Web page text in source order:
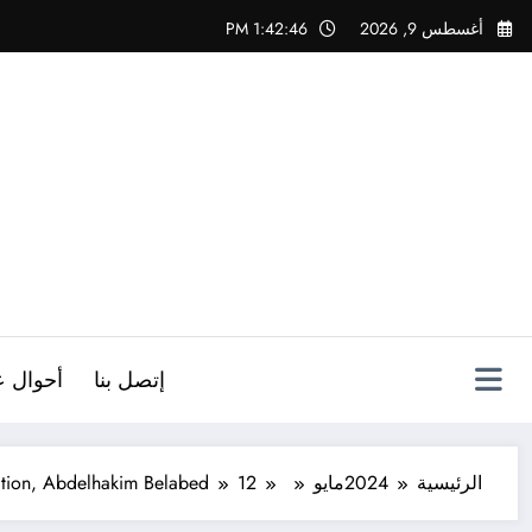
التجاوز
إلى
أغسطس 9, 2026 1:42:47 PM
إتصل بنا أحوال
الرئيسية 2024مايو 12
Abdelhakim Belabed